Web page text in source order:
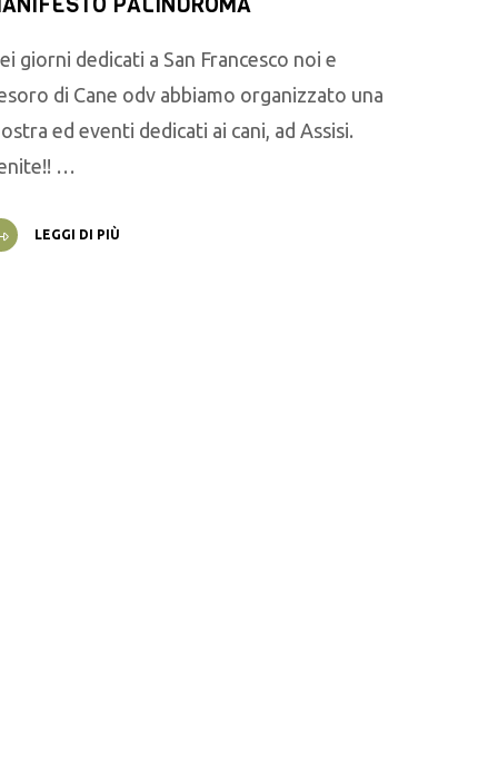
giorni dedicati a San Francesco noi e
di Cane odv abbiamo organizzato una
ed eventi dedicati ai cani, ad Assisi.
…
LEGGI DI PIÙ